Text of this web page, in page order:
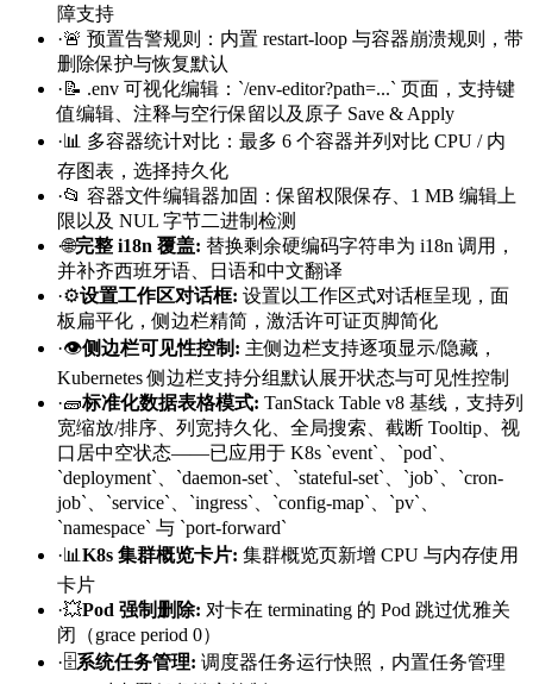
障支持
·🚨 预置告警规则：内置 restart-loop 与容器崩溃规则，带
删除保护与恢复默认
· 📝 .env 可视化编辑：`/env-editor?path=...` 页面，支持键
值编辑、注释与空行保留以及原子 Save & Apply
·📊 多容器统计对比：最多 6 个容器并列对比 CPU / 内
存图表，选择持久化
·📂 容器文件编辑器加固：保留权限保存、1 MB 编辑上
限以及 NUL 字节二进制检测
·🌐完整 i18n 覆盖: 替换剩余硬编码字符串为 i18n 调用，
并补齐西班牙语、日语和中文翻译
·⚙️设置工作区对话框: 设置以工作区式对话框呈现，面
板扁平化，侧边栏精简，激活许可证页脚简化
·👁️侧边栏可见性控制 : 主侧边栏支持逐项显示/隐藏，
Kubernetes 侧边栏支持分组默认展开状态与可见性控制
·🧱标准化数据表格模式: TanStack Table v8 基线，支持列
宽缩放/排序、列宽持久化、全局搜索、截断 Tooltip、视
口居中空状态——已应用于 K8s `event`、`pod`、
`deployment`、`daemon-set`、`stateful-set`、`job`、`cron-
job`、`service`、`ingress`、`config-map`、`pv`、
`namespace` 与 `port-forward`
·📊 K8s 集群概览卡片: 集群概览页新增 CPU 与内存使用
卡片
·💥Pod 强制删除: 对卡在 terminating 的 Pod 跳过优雅关
闭（grace period 0）
·🗄️系统任务管理: 调度器任务运行快照，内置任务管理